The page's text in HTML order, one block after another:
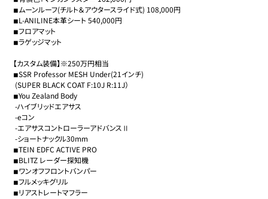
◾︎ムーンルーフ(チルト＆アウタースライド式) 108,000円
◾︎L-ANILINE本革シート 540,000円
◾︎フロアマット
◾︎ラゲッジマット
【カスタム装備】※250万円相当
◾︎SSR Professor MESH Under(21インチ)
◾︎You Zealand Body
-ハイブリッドエアサス
-eコン
-エアサスコントローラーアドバンスⅡ
-ショートナックル30mm
◾︎TEIN EDFC ACTIVE PRO
◾︎BLITZ レーダー探知機
◾︎ワンオフフロントバンパー
◾︎フルメッキグリル
◾︎リアストレートマフラー